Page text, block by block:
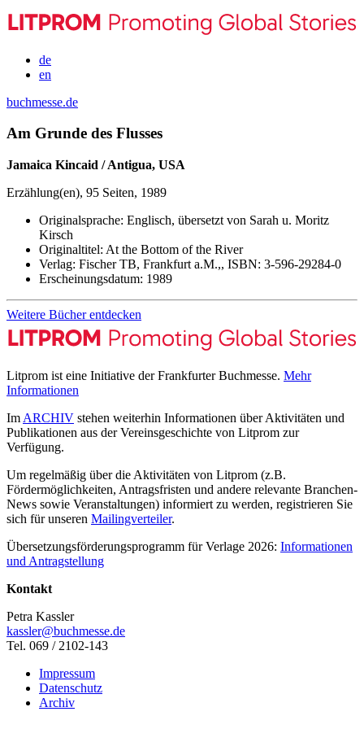
de
en
buchmesse.de
Am Grunde des Flusses
Jamaica Kincaid / Antigua, USA
Erzählung(en), 95 Seiten, 1989
Originalsprache: Englisch, übersetzt von Sarah u. Moritz
Kirsch
Originaltitel: At the Bottom of the River
Verlag: Fischer TB, Frankfurt a.M.,, ISBN: 3-596-29284-0
Erscheinungsdatum: 1989
Weitere Bücher entdecken
Litprom ist eine Initiative der Frankfurter Buchmesse. Mehr
Informationen
Im ARCHIV stehen weiterhin Informationen über Aktivitäten und
Publikationen aus der Vereinsgeschichte von Litprom zur
Verfügung.
Um regelmäßig über die Aktivitäten von Litprom (z.B.
Fördermöglichkeiten, Antragsfristen und andere relevante Branchen-
News sowie Veranstaltungen) informiert zu werden, registrieren Sie
sich für unseren Mailingverteiler.
Übersetzungsförderungsprogramm für Verlage 2026: Informationen
und Antragstellung
Kontakt
Petra Kassler
kassler@buchmesse.de
Tel. 069 / 2102-143
Impressum
Datenschutz
Archiv